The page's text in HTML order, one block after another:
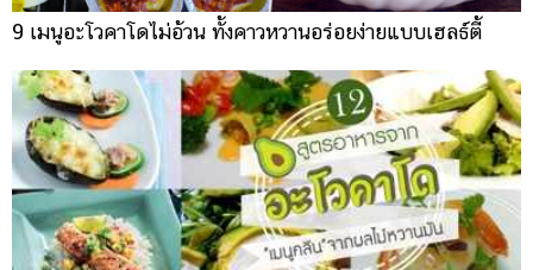
9 เมนูอะโวคาโดไม่อ้วน ทั้งคาวหวานอร่อยง่ายแบบเฮลธ์ตี้